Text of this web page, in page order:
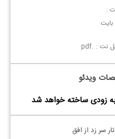
:
نت : .pdf
ویدئو
زودی ساخته خواهد شد
سر زد از افق